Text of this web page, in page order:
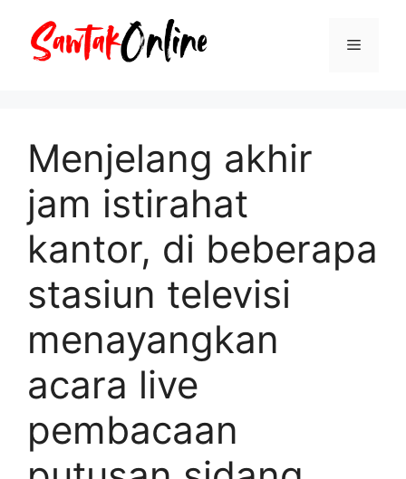
Menu
Menjelang akhir
jam istirahat
kantor, di beberapa
stasiun televisi
menayangkan
acara live
pembacaan